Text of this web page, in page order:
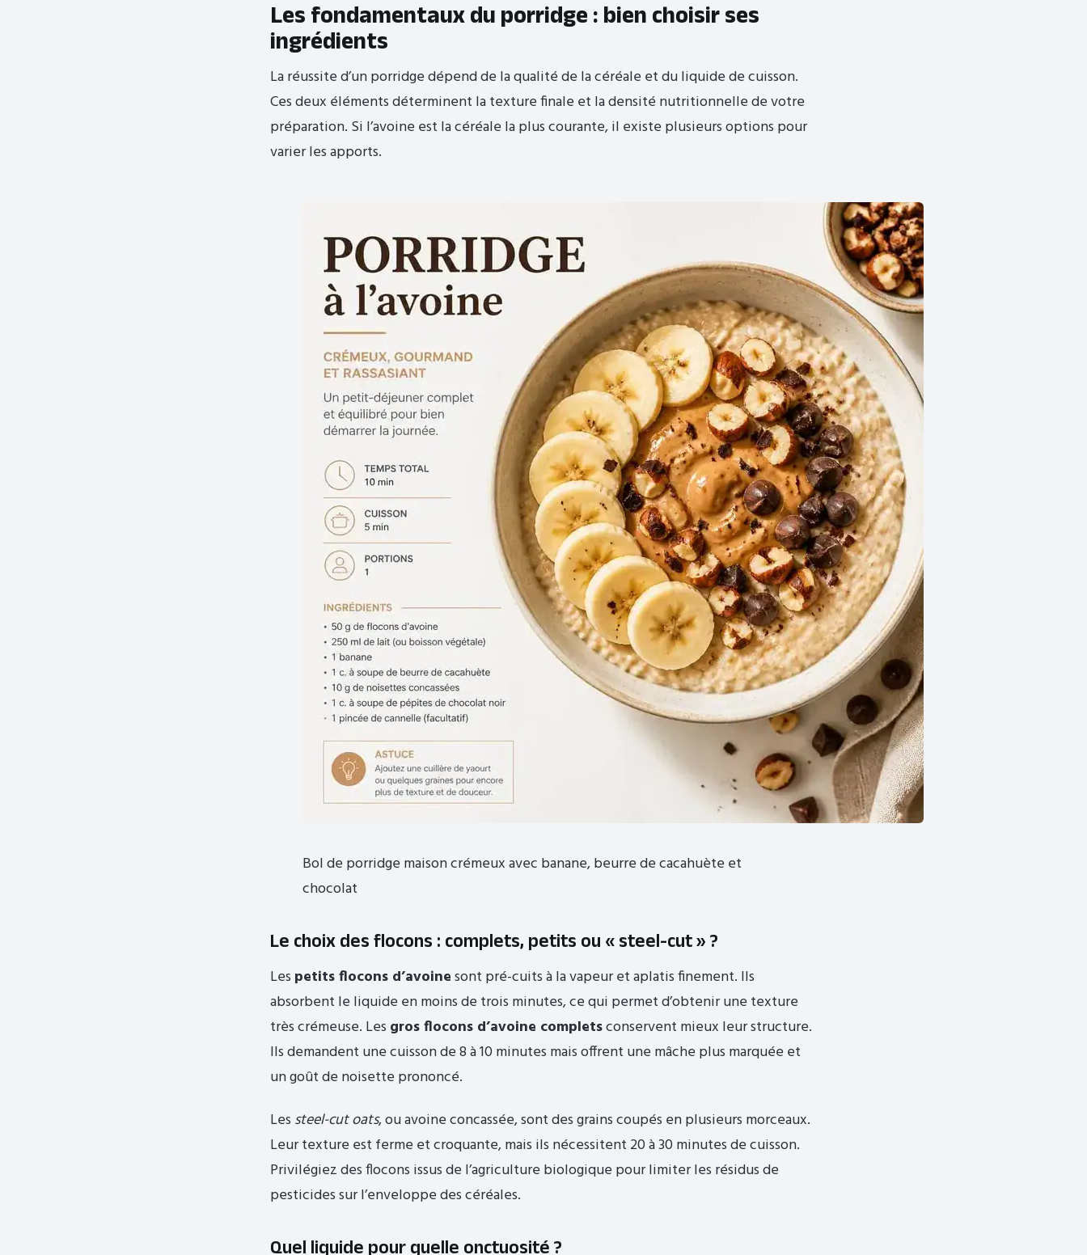
Les fondamentaux du porridge : bien choisir ses
ingrédients
La réussite d’un porridge dépend de la qualité de la céréale et du liquide de cuisson.
Ces deux éléments déterminent la texture finale et la densité nutritionnelle de votre
préparation. Si l’avoine est la céréale la plus courante, il existe plusieurs options pour
varier les apports.
Bol de porridge maison crémeux avec banane, beurre de cacahuète et
chocolat
Le choix des flocons : complets, petits ou « steel-cut » ?
Les petits flocons d’avoinesont pré-cuits à la vapeur et aplatis finement. Ils
absorbent le liquide en moins de trois minutes, ce qui permet d’obtenir une texture
très crémeuse. Les gros flocons d’avoine completsconservent mieux leur structure.
Ils demandent une cuisson de 8 à 10 minutes mais offrent une mâche plus marquée et
un goût de noisette prononcé.
Les steel-cut oats, ou avoine concassée, sont des grains coupés en plusieurs morceaux.
Leur texture est ferme et croquante, mais ils nécessitent 20 à 30 minutes de cuisson.
Privilégiez des flocons issus de l’agriculture biologique pour limiter les résidus de
pesticides sur l’enveloppe des céréales.
Quel liquide pour quelle onctuosité ?